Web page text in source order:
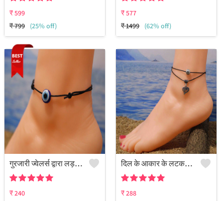
₹599
₹799 (25% off)
₹577
₹1499 (62% off)
गुरजारी ज्वेलर्स द्वारा लड़कियों के लिए विभिन्न रंगों के सूती धागे से बनी बुरी नजर से बचाने वाली मनके वाली पायल
₹240
दिल के आकार के लटकन वाली दोहरी परत वाली काले धागे की पायल
₹288